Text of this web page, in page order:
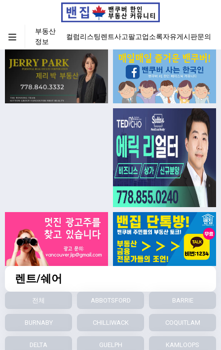
부동산
정보
컬럼리스팅렌트사고팔고업소록자유게시판문의
렌트/쉐어
전체 ABBOTSFORD BARRIE
BURNABY CHILLIWACK COQUITLAM
DELTA GUELPH KAMLOOPS